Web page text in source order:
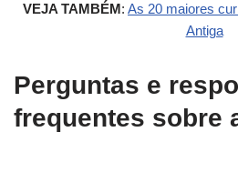
VEJA TAMBÉM: As 20 maiores
Antiga
Perguntas e
frequentes sobre